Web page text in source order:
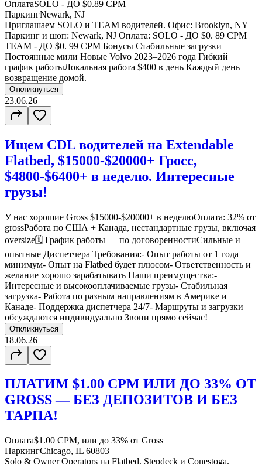
ОплатаSOLO - ДО $0.89 CPM
ПаркингNewark, NJ
Приглашаем SOLO и TEAM водителей. Офис: Brooklyn, NY
Паркинг и шоп: Newark, NJ Оплата: SOLO - ДО $0. 89 CPM
TEAM - ДО $0. 99 CPM Бонусы Стабильные загрузки
Постоянные мили Новые Volvo 2023–2026 года Гибкий
график работыЛокальная работа $400 в день Каждый день
возвращение домой.
Откликнуться
23.06.26
Ищем CDL водителей на Extendable
Flatbed, $15000-$20000+ Гросс,
$4800-$6400+ в неделю. Интересные
грузы!
У нас хорошие Gross $15000-$20000+ в неделюОплата: 32% от
grossРабота по США + Канада, нестандартные грузы, включая
oversize🗓 График работы — по договоренностиСильные и
опытные Диспетчера Требования:- Опыт работы от 1 года
минимум- Опыт на Flatbed будет плюсом- Ответственность и
желание хорошо зарабатывать Наши преимущества:-
Интересные и высокооплачиваемые грузы- Стабильная
загрузка- Работа по разным направлениям в Америке и
Канаде- Поддержка диспетчера 24/7- Маршруты и загрузки
обсуждаются индивидуально Звони прямо сейчас!
Откликнуться
18.06.26
ПЛАТИМ $1.00 CPM ИЛИ ДО 33% ОТ
GROSS — БЕЗ ДЕПОЗИТОВ И БЕЗ
ТАРПА!
Оплата$1.00 CPM, или до 33% от Gross
ПаркингChicago, IL 60803
Solo & Owner Operators на Flatbed, Stepdeck и Conestoga.